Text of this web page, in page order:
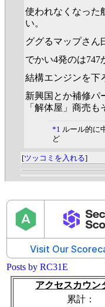
使われなくなった
い。
ググるマップさん
でかい4発のは747
結構エンジンを下
新興国とか補修パ
「解体屋」商売も
*1 ルール的に
ど
[ツッコミを入れる]
Posts by RC31E
アクセスカウン
累計：